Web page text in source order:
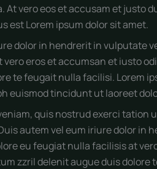
At vero eos et accusam et justo
est Lorem ipsum dolor sit amet.
dolor in hendrerit in vulputate
eros et accumsan et iusto
te feugait nulla facilisi. Lorem
euismod tincidunt ut laoreet
quis nostrud exerci tation
autem vel eum iriure dolor in
eu feugiat nulla facilisis at
zzril delenit augue duis dolore